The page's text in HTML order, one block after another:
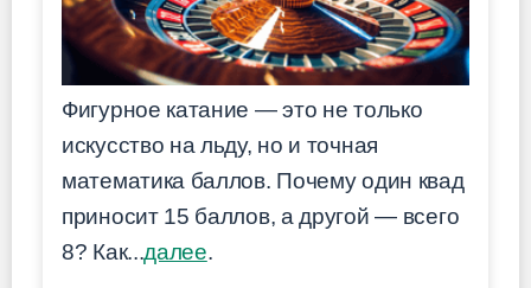
Фигурное катание — это не только
искусство на льду, но и точная
математика баллов. Почему один квад
приносит 15 баллов, а другой — всего
8? Как...далее.